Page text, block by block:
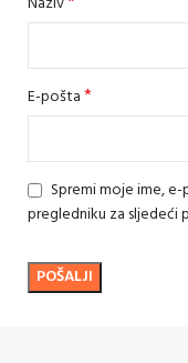
E-pošta*
Spremi moje ime,
pregledniku za sljedeći